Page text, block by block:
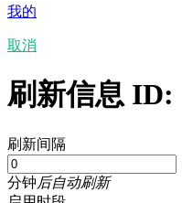
我的
取消
刷新信息 ID:
刷新间隔
分钟后自动刷新